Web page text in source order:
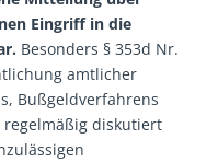
Eingriff in die
Besonders § 353d Nr.
amtlicher
Bußgeldverfahrens
diskutiert